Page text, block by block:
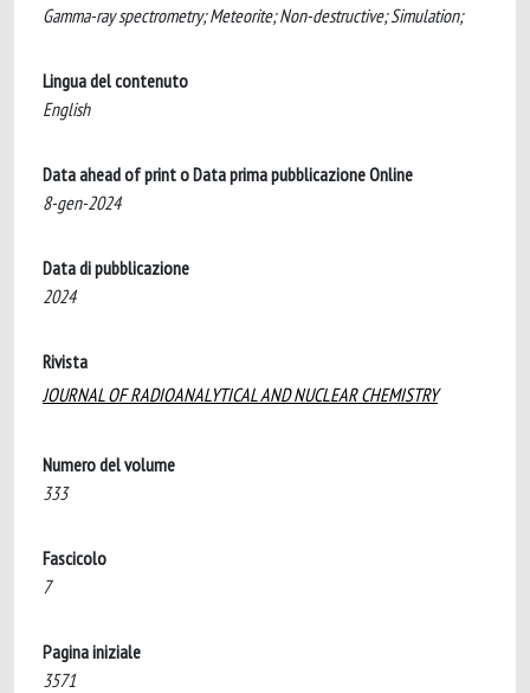
Gamma-ray spectrometry; Meteorite; Non-destructive; Simulation;
Lingua del contenuto
English
Data ahead of print o Data prima pubblicazione Online
8-gen-2024
Data di pubblicazione
2024
Rivista
JOURNAL OF RADIOANALYTICAL AND NUCLEAR CHEMISTRY
Numero del volume
333
Fascicolo
7
Pagina iniziale
3571